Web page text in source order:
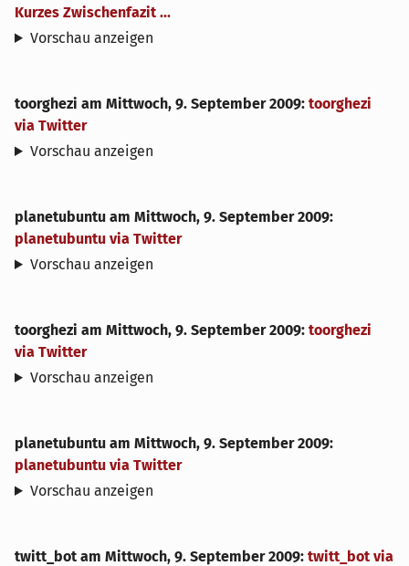
Kurzes Zwischenfazit ...
Vorschau anzeigen
toorghezi am Mittwoch, 9. September 2009: toorghezi
via Twitter
Vorschau anzeigen
planetubuntu am Mittwoch, 9. September 2009:
planetubuntu via Twitter
Vorschau anzeigen
toorghezi am Mittwoch, 9. September 2009: toorghezi
via Twitter
Vorschau anzeigen
planetubuntu am Mittwoch, 9. September 2009:
planetubuntu via Twitter
Vorschau anzeigen
twitt_bot am Mittwoch, 9. September 2009: twitt_bot via